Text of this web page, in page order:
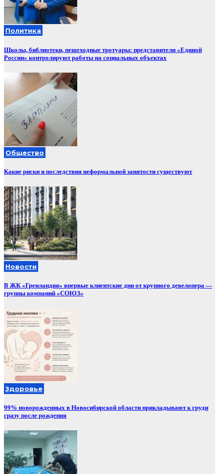
Политика
Школы, библиотеки, пешеходные тротуары: представители «Единой
России» контролируют работы на социальных объектах
Общество
Какие риски и последствия неформальной занятости существуют
Новости
В ЖК «Гренландия» впервые клиентские дни от крупного девелопера —
группы компаний «СОЮЗ»
Здоровье
99% новорожденных в Новосибирской области прикладывают к груди
сразу после рождения